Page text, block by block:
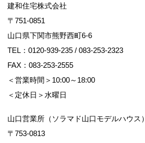
建和住宅株式会社
〒751-0851
山口県下関市熊野西町6-6
TEL： 0120-939-235 / 083-253-2323
FAX：083-253-2555
＜営業時間＞10:00～18:00
＜定休日＞水曜日
山口営業所（ソラマド山口モデルハウス）
〒753-0813